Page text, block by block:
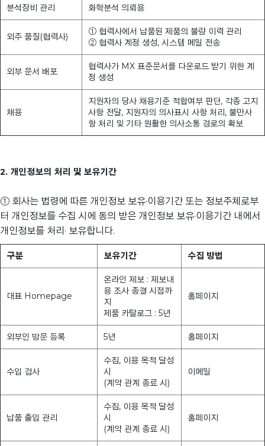
분석장비 관리 화학분석 의뢰용
외주 품질(협력사)
① 협력사에서 납품된 제품의 불량 이력 관리
② 협력사 계정 생성, 시스템 메일 전송
외부 문서 배포
협력사가 MX 표준문서를 다운로드 받기 위한 계
정 생성
채용
지원자의 당사 채용기준 적합여부 판단, 각종 고지
사항 전달, 지원자의 의사표시 사항 처리, 불만사
항 처리 및 기타 원활한 의사소통 경로의 확보
2. 개인정보의 처리 및 보유기간
① 회사는 법령에 따른 개인정보 보유·이용기간 또는 정보주체로부
터 개인정보를 수집 시에 동의 받은 개인정보 보유·이용기간 내에서
개인정보를 처리· 보유합니다.
구분 보유기간 수집 방법
대표 Homepage
온라인 제보 : 제보내
용 조사 종결 시점까
지
제품 카탈로그 : 5년
홈페이지
외부인 방문 등록 5년 홈페이지
수입 검사
수집, 이용 목적 달성
시
(계약 관계 종료 시)
이메일
납품 출입 관리
수집, 이용 목적 달성
시
(계약 관계 종료 시)
홈페이지